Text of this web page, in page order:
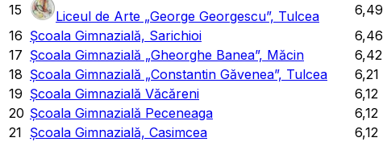
15
Liceul de Arte „George Georgescu”, Tulcea 6,49
16 Școala Gimnazială, Sarichioi 6,46
17 Școala Gimnazială „Gheorghe Banea”, Măcin 6,42
18 Școala Gimnazială „Constantin Găvenea”, Tulcea 6,21
19 Școala Gimnazială Văcăreni 6,12
20 Școala Gimnazială Peceneaga 6,12
21 Școala Gimnazială, Casimcea 6,12